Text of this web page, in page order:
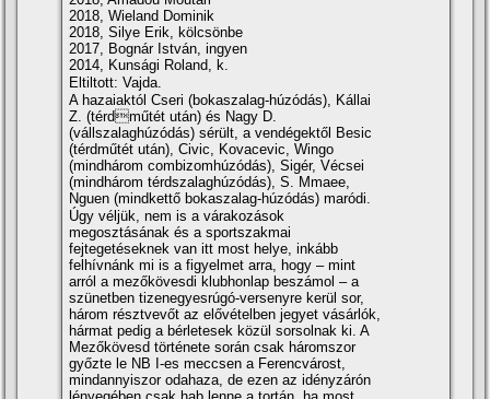
2018, Wieland Dominik
2018, Silye Erik, kölcsönbe
2017, Bognár István, ingyen
2014, Kunsági Roland, k.
Eltiltott: Vajda.
A hazaiaktól Cseri (bokaszalag-húzódás), Kállai
Z. (térdműtét után) és Nagy D.
(vállszalaghúzódás) sérült, a vendégektől Besic
(térdműtét után), Civic, Kovacevic, Wingo
(mindhárom combizomhúzódás), Sigér, Vécsei
(mindhárom térdszalaghúzódás), S. Mmaee,
Nguen (mindkettő bokaszalag-húzódás) maródi.
Úgy véljük, nem is a várakozások
megosztásának és a sportszakmai
fejtegetéseknek van itt most helye, inkább
felhívnánk mi is a figyelmet arra, hogy – mint
arról a mezőkövesdi klubhonlap beszámol – a
szünetben tizenegyesrúgó-versenyre kerül sor,
három résztvevőt az elővételben jegyet vásárlók,
hármat pedig a bérletesek közül sorsolnak ki. A
Mezőkövesd története során csak háromszor
győzte le NB I-es meccsen a Ferencvárost,
mindannyiszor odahaza, de ezen az idényzárón